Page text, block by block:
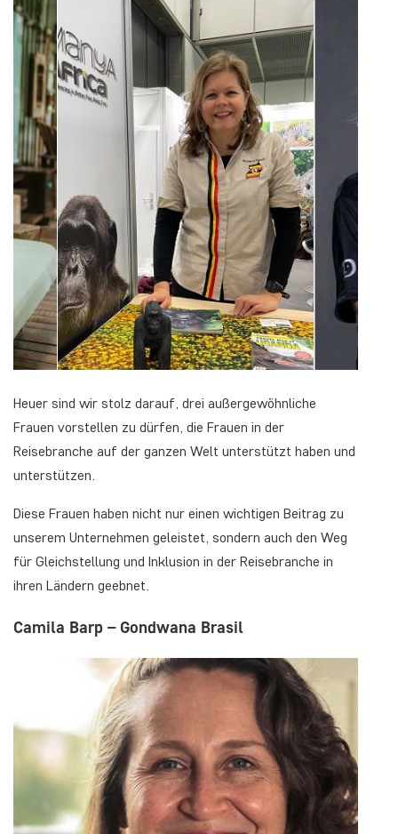
Heuer sind wir stolz darauf, drei außergewöhnliche
Frauen vorstellen zu dürfen, die Frauen in der
Reisebranche auf der ganzen Welt unterstützt haben und
unterstützen.
Diese Frauen haben nicht nur einen wichtigen Beitrag zu
unserem Unternehmen geleistet, sondern auch den Weg
für Gleichstellung und Inklusion in der Reisebranche in
ihren Ländern geebnet.
Camila Barp – Gondwana Brasil